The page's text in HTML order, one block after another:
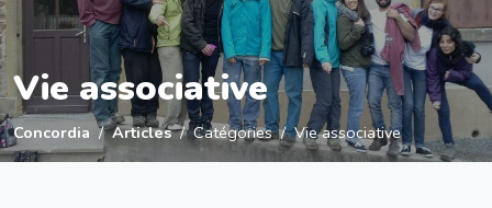
Vie associative
Concordia Articles Catégories Vie associative